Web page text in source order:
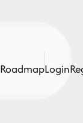
RoadmapLogin